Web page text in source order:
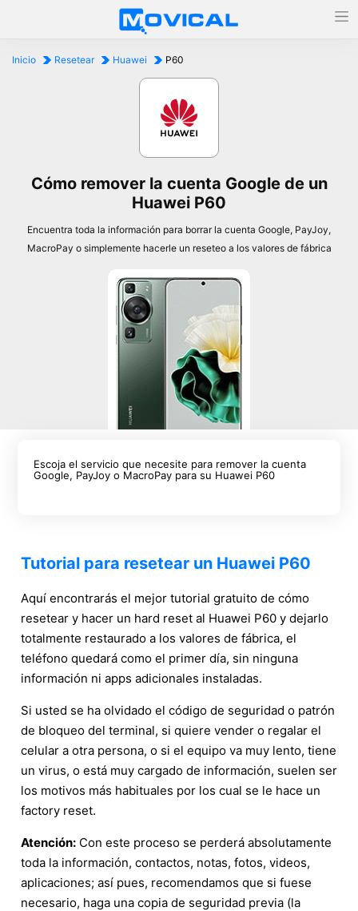
Inicio Resetear Huawei P60
Cómo remover la cuenta Google de un
Huawei P60
Encuentra toda la información para borrar la cuenta Google, PayJoy,
MacroPay o simplemente hacerle un reseteo a los valores de fábrica
Escoja el servicio que necesite para remover la cuenta
Google, PayJoy o MacroPay para su Huawei P60
Tutorial para resetear un Huawei P60
Aquí encontrarás el mejor tutorial gratuito de cómo
resetear y hacer un hard reset al Huawei P60 y dejarlo
totalmente restaurado a los valores de fábrica, el
teléfono quedará como el primer día, sin ninguna
información ni apps adicionales instaladas.
Si usted se ha olvidado el código de seguridad o patrón
de bloqueo del terminal, si quiere vender o regalar el
celular a otra persona, o si el equipo va muy lento, tiene
un virus, o está muy cargado de información, suelen ser
los motivos más habituales por los cual se le hace un
factory reset.
Atención: Con este proceso se perderá absolutamente
toda la información, contactos, notas, fotos, videos,
aplicaciones; así pues, recomendamos que si fuese
necesario, haga una copia de seguridad previa (la